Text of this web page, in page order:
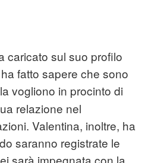
caricato sul suo profilo
fatto sapere che sono
vogliono in procinto di
relazione nel
Valentina, inoltre, ha
saranno registrate le